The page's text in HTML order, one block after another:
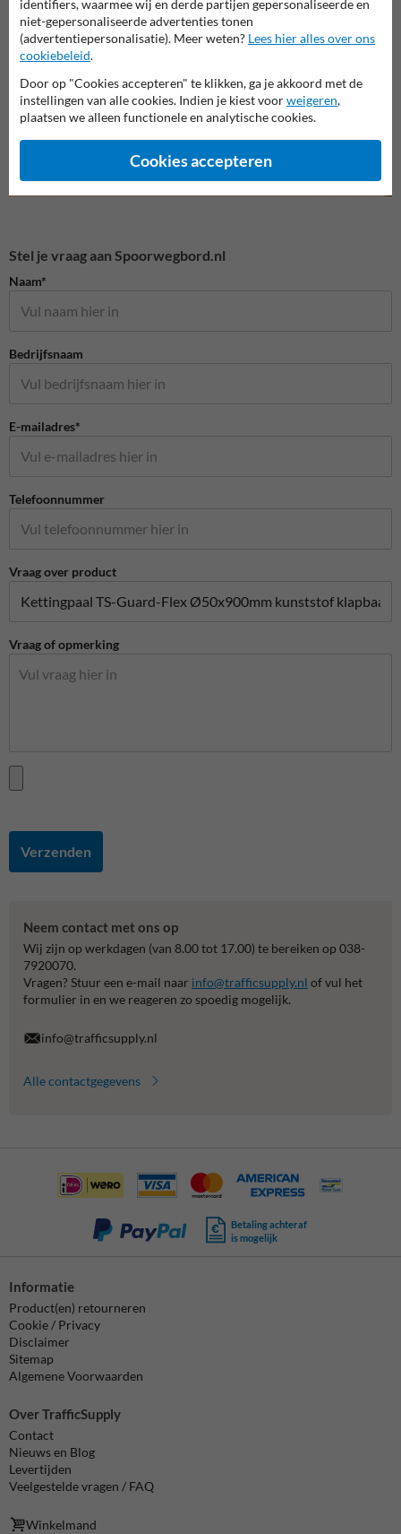
Kettingpalen
Verkeersdrempels
Stel je vraag aan Spoorwegbord.nl
Naam*
Bedrijfsnaam
E-mailadres*
Telefoonnummer
Vraag over product
Vraag of opmerking
Verzenden
Neem contact met ons op
Wij zijn op werkdagen (van 8.00 tot 17.00) te bereiken op 038-
7920070.
Vragen? Stuur een e-mail naar info@trafficsupply.nl of vul het
formulier in en we reageren zo spoedig mogelijk.
info@trafficsupply.nl
Alle contactgegevens
Betaling achteraf
is mogelijk
Informatie
Product(en) retourneren
Cookie / Privacy
Disclaimer
Sitemap
Algemene Voorwaarden
Over TrafficSupply
Contact
Nieuws en Blog
Levertijden
Veelgestelde vragen / FAQ
Winkelmand
identifiers, waarmee wij en derde partijen gepersonaliseerde en
niet-gepersonaliseerde advertenties tonen
(advertentiepersonalisatie). Meer weten? Lees hier alles over ons
cookiebeleid.
Door op "Cookies accepteren" te klikken, ga je akkoord met de
instellingen van alle cookies. Indien je kiest voorweigeren,
plaatsen we alleen functionele en analytische cookies.
Cookies accepteren